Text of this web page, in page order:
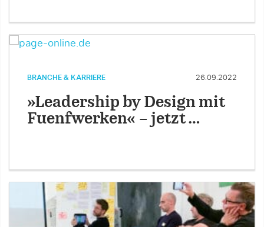
BRANCHE & KARRIERE 26.09.2022
»Leadership by Design mit
Fuenfwerken« – jetzt …